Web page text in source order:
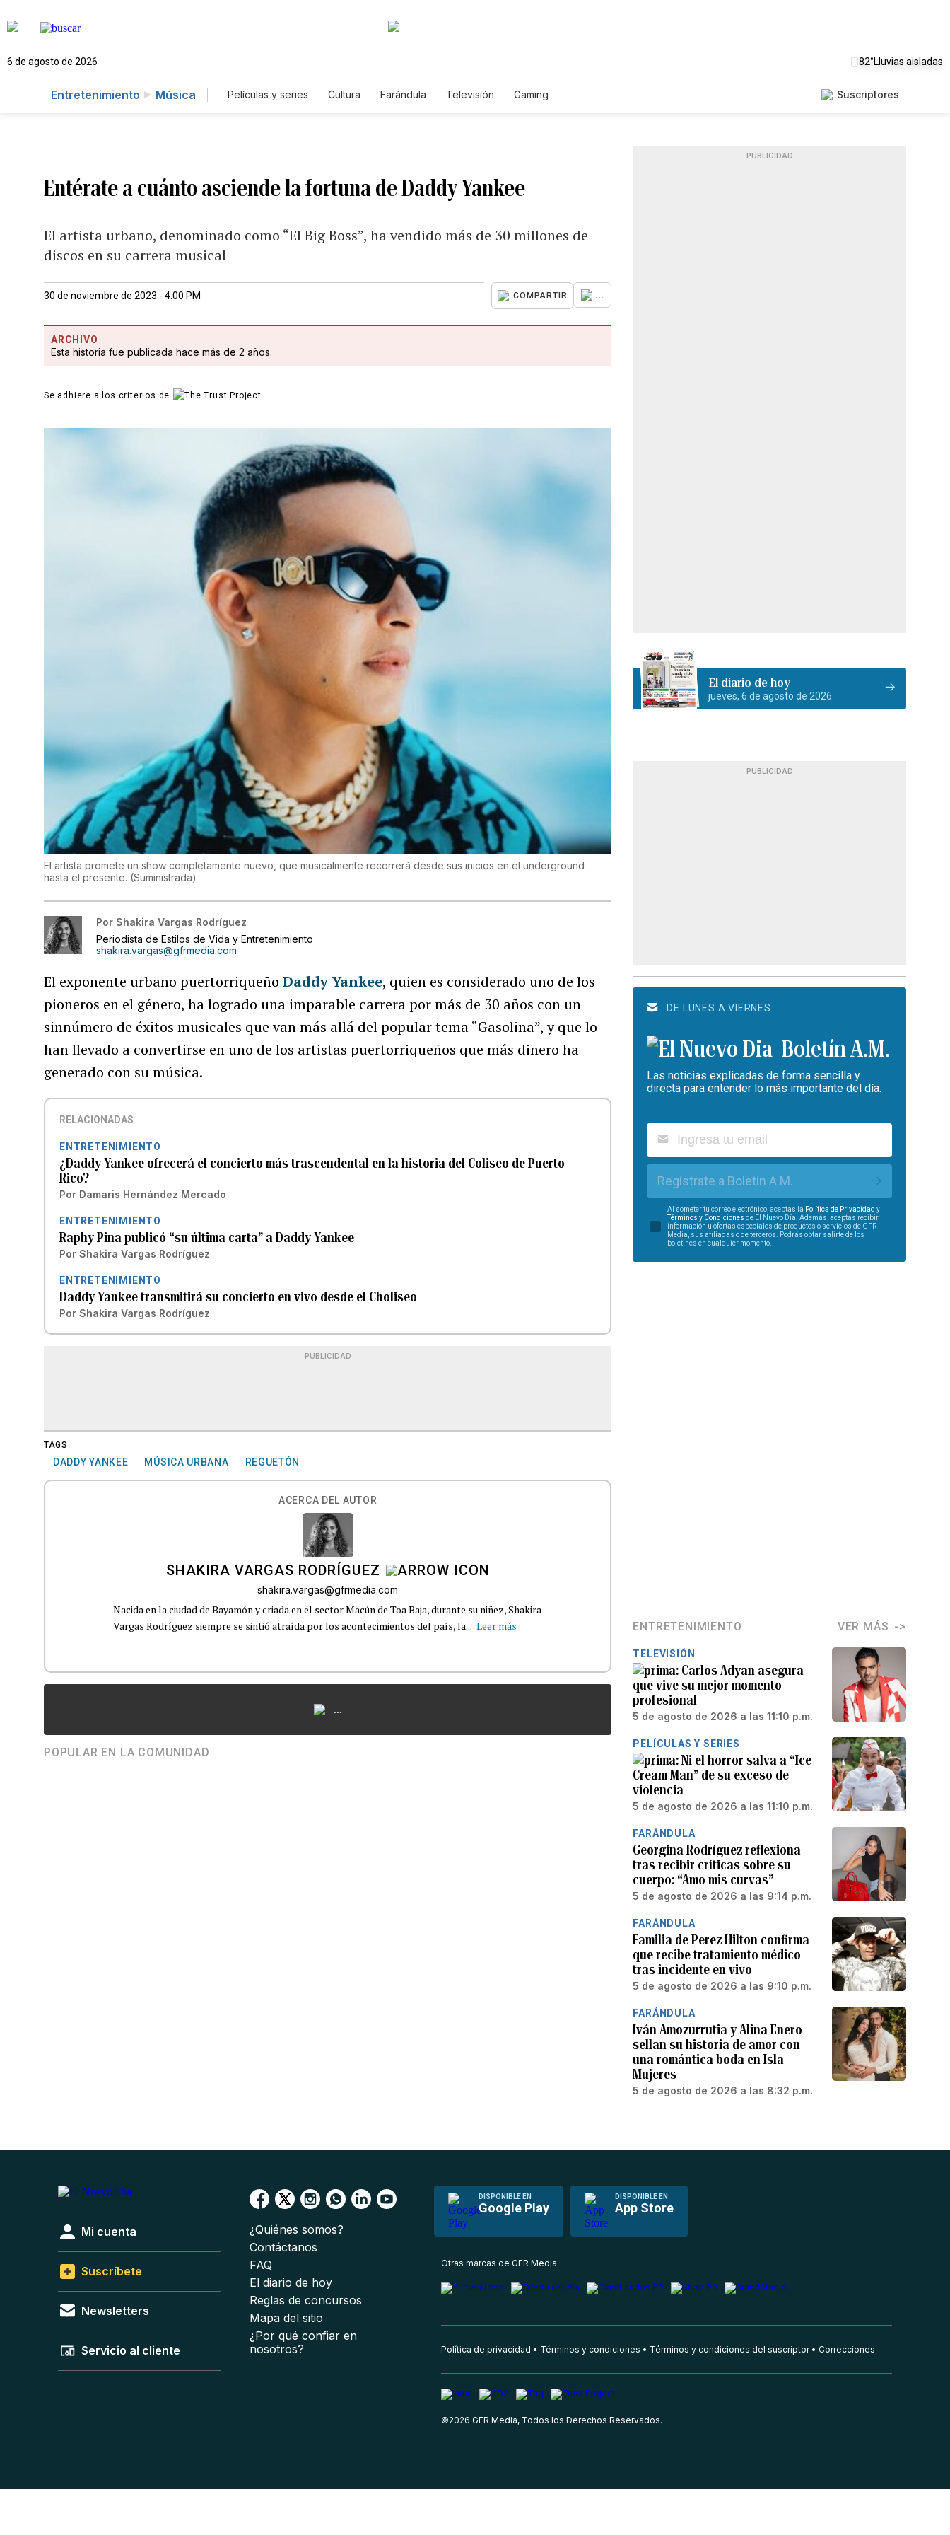
6 de agosto de 2026 82°Lluvias aisladas
Entretenimiento Música Películas y series Cultura Farándula Televisión Gaming Suscriptores
Entérate a cuánto asciende la fortuna de Daddy Yankee
El artista urbano, denominado como “El Big Boss”, ha vendido más de 30 millones de
discos en su carrera musical
30 de noviembre de 2023 - 4:00 PM COMPARTIR ...
ARCHIVO
Esta historia fue publicada hace más de 2 años.
Se adhiere a los criterios de
El artista promete un show completamente nuevo, que musicalmente recorrerá desde sus inicios en el underground
hasta el presente. (Suministrada)
Por Shakira Vargas Rodríguez
Periodista de Estilos de Vida y Entretenimiento
shakira.vargas@gfrmedia.com
El exponente urbano puertorriqueñoDaddy Yankee, quien es considerado uno de los
pioneros en el género, ha logrado una imparable carrera por más de 30 años con un
sinnúmero de éxitos musicales que van más allá del popular tema “Gasolina”, y que lo
han llevado a convertirse en uno de los artistas puertorriqueños que más dinero ha
generado con su música.
RELACIONADAS
ENTRETENIMIENTO
¿Daddy Yankee ofrecerá el concierto más trascendental en la historia del Coliseo de Puerto
Rico?
Por Damaris Hernández Mercado
ENTRETENIMIENTO
Raphy Pina publicó “su última carta” a Daddy Yankee
Por Shakira Vargas Rodríguez
ENTRETENIMIENTO
Daddy Yankee transmitirá su concierto en vivo desde el Choliseo
Por Shakira Vargas Rodríguez
PUBLICIDAD
TAGS
DADDY YANKEE MÚSICA URBANA REGUETÓN
ACERCA DEL AUTOR
SHAKIRA VARGAS RODRÍGUEZ
shakira.vargas@gfrmedia.com
Nacida en la ciudad de Bayamón y criada en el sector Macún de Toa Baja, durante su niñez, Shakira
Vargas Rodríguez siempre se sintió atraída por los acontecimientos del país, la... Leer más
...
POPULAR EN LA COMUNIDAD
PUBLICIDAD
El diario de hoy
jueves, 6 de agosto de 2026
PUBLICIDAD
DE LUNES A VIERNES
Boletín A.M.
Las noticias explicadas de forma sencilla y
directa para entender lo más importante del día.
Regístrate a Boletín A.M.
Al someter tu correo electrónico, aceptas la Política de Privacidad y
Términos y Condiciones de El Nuevo Día. Además, aceptas recibir
información u ofertas especiales de productos o servicios de GFR
Media, sus afiliadas o de terceros. Podrás optar salirte de los
boletines en cualquier momento.
ENTRETENIMIENTO VER MÁS
TELEVISIÓN
Carlos Adyan asegura
que vive su mejor momento
profesional
5 de agosto de 2026 a las 11:10 p.m.
PELÍCULAS Y SERIES
Ni el horror salva a “Ice
Cream Man” de su exceso de
violencia
5 de agosto de 2026 a las 11:10 p.m.
FARÁNDULA
Georgina Rodríguez reflexiona
tras recibir críticas sobre su
cuerpo: “Amo mis curvas”
5 de agosto de 2026 a las 9:14 p.m.
FARÁNDULA
Familia de Perez Hilton confirma
que recibe tratamiento médico
tras incidente en vivo
5 de agosto de 2026 a las 9:10 p.m.
FARÁNDULA
Iván Amozurrutia y Alina Enero
sellan su historia de amor con
una romántica boda en Isla
Mujeres
5 de agosto de 2026 a las 8:32 p.m.
DISPONIBLE EN
Google Play
DISPONIBLE EN
App Store
Mi cuenta
Suscríbete
Newsletters
Servicio al cliente
¿Quiénes somos?
Contáctanos
FAQ
El diario de hoy
Reglas de concursos
Mapa del sitio
¿Por qué confiar en
nosotros?
Otras marcas de GFR Media
Política de privacidad Términos y condiciones Términos y condiciones del suscriptor Correcciones
©2026 GFR Media, Todos los Derechos Reservados.